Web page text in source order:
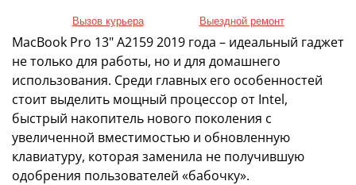
Вызов курьера Выездной ремонт
MacBook Pro 13" A2159 2019 года – идеальный гаджет
не только для работы, но и для домашнего
использования. Среди главных его особенностей
стоит выделить мощный процессор от Intel,
быстрый накопитель нового поколения с
увеличенной вместимостью и обновленную
клавиатуру, которая заменила не получившую
одобрения пользователей «бабочку».